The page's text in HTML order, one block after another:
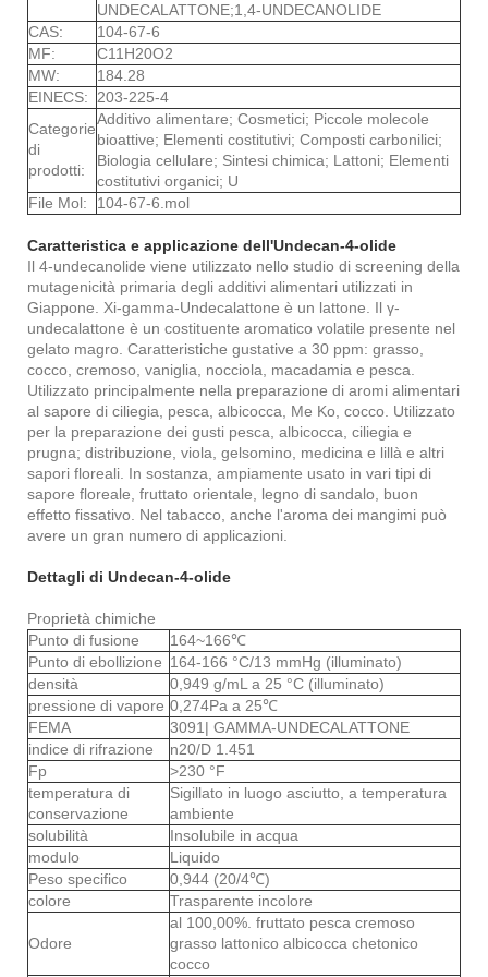
UNDECALATTONE;1,4-UNDECANOLIDE
CAS:
104-67-6
MF:
C11H20O2
MW:
184.28
EINECS:
203-225-4
Categorie
di
prodotti:
Additivo alimentare; Cosmetici; Piccole molecole
bioattive; Elementi costitutivi; Composti carbonilici;
Biologia cellulare; Sintesi chimica; Lattoni; Elementi
costitutivi organici; U
File Mol:
104-67-6.mol
Caratteristica e applicazione dell'Undecan-4-olide
Il 4-undecanolide viene utilizzato nello studio di screening della
mutagenicità primaria degli additivi alimentari utilizzati in
Giappone. Xi-gamma-Undecalattone è un lattone. Il γ-
undecalattone è un costituente aromatico volatile presente nel
gelato magro. Caratteristiche gustative a 30 ppm: grasso,
cocco, cremoso, vaniglia, nocciola, macadamia e pesca.
Utilizzato principalmente nella preparazione di aromi alimentari
al sapore di ciliegia, pesca, albicocca, Me Ko, cocco. Utilizzato
per la preparazione dei gusti pesca, albicocca, ciliegia e
prugna; distribuzione, viola, gelsomino, medicina e lillà e altri
sapori floreali. In sostanza, ampiamente usato in vari tipi di
sapore floreale, fruttato orientale, legno di sandalo, buon
effetto fissativo. Nel tabacco, anche l'aroma dei mangimi può
avere un gran numero di applicazioni.
Dettagli di Undecan-4-olide
Proprietà chimiche
Punto di fusione
164~166℃
Punto di ebollizione 164-166 °C/13 mmHg (illuminato)
densità
0,949 g/mL a 25 °C (illuminato)
pressione di vapore 0,274Pa a 25℃
FEMA
3091| GAMMA-UNDECALATTONE
indice di rifrazione
n20/D 1.451
Fp
>230 °F
temperatura di
conservazione
Sigillato in luogo asciutto, a temperatura
ambiente
solubilità
Insolubile in acqua
modulo
Liquido
Peso specifico
0,944 (20/4℃)
colore
Trasparente incolore
Odore
al 100,00%. fruttato pesca cremoso
grasso lattonico albicocca chetonico
cocco